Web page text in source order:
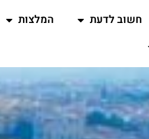
חשוב לדעת
המלצות